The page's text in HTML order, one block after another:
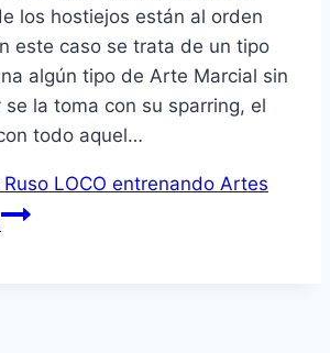
los hostiejos están al orden
este caso se trata de un tipo
algún tipo de Arte Marcial sin
se la toma con su sparring, el
todo aquel…
Ruso LOCO entrenando Artes